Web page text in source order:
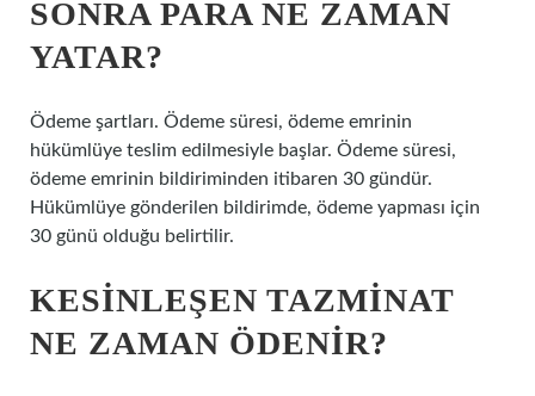
SONRA PARA NE ZAMAN
YATAR?
Ödeme şartları. Ödeme süresi, ödeme emrinin
hükümlüye teslim edilmesiyle başlar. Ödeme süresi,
ödeme emrinin bildiriminden itibaren 30 gündür.
Hükümlüye gönderilen bildirimde, ödeme yapması için
30 günü olduğu belirtilir.
KESINLEŞEN TAZMINAT
NE ZAMAN ÖDENIR?